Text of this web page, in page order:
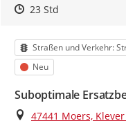
Zeitpunkt des
Zeitpunkt des
23 StdZur Äußerung
Kategorie
Straßen und Verkehr:
Status
Neu
Suboptimale
Ort
47441 Moers,